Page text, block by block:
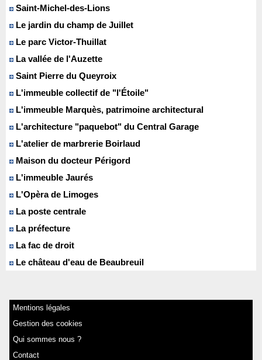
Saint-Michel-des-Lions
Le jardin du champ de Juillet
Le parc Victor-Thuillat
La vallée de l'Auzette
Saint Pierre du Queyroix
L'immeuble collectif de "l'Étoile"
L'immeuble Marquès, patrimoine architectural
L'architecture "paquebot" du Central Garage
L'atelier de marbrerie Boirlaud
Maison du docteur Périgord
L'immeuble Jaurés
L'Opèra de Limoges
La poste centrale
La préfecture
La fac de droit
Le château d'eau de Beaubreuil
Mentions légales
Gestion des cookies
Qui sommes nous ?
Contact